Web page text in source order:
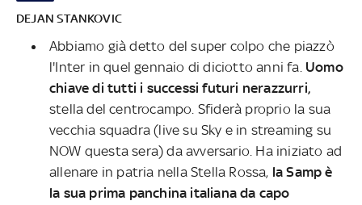
DEJAN STANKOVIC
Abbiamo già detto del super colpo che piazzò
l'Inter in quel gennaio di diciotto anni fa. Uomo
chiave di tutti i successi futuri nerazzurri,
stella del centrocampo. Sfiderà proprio la sua
vecchia squadra (live su Sky e in streaming su
NOW questa sera) da avversario. Ha iniziato ad
allenare in patria nella Stella Rossa, la Samp è
la sua prima panchina italiana da capo